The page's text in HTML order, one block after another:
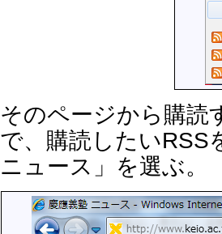
そのページから購読
で、購読したいRSS
ニュース」を選ぶ。